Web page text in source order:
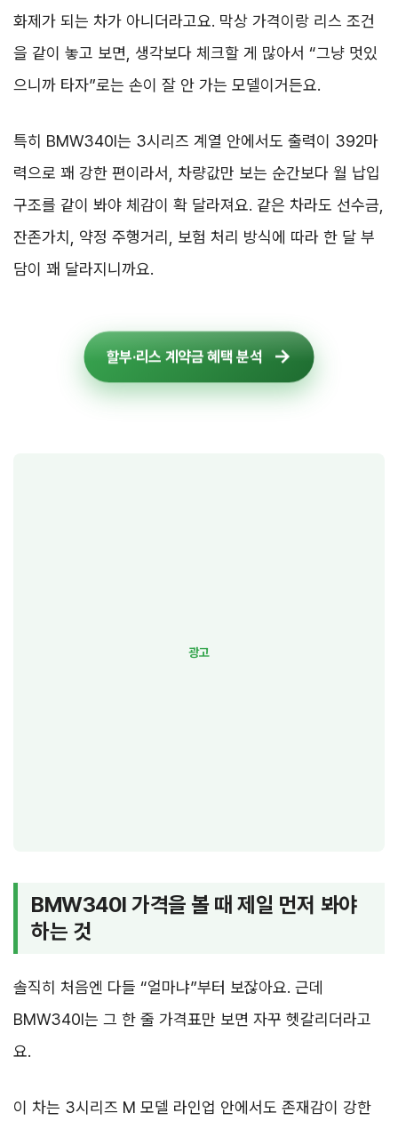
화제가 되는 차가 아니더라고요. 막상 가격이랑 리스 조건
을 같이 놓고 보면, 생각보다 체크할 게 많아서 “그냥 멋있
으니까 타자”로는 손이 잘 안 가는 모델이거든요.
특히 BMW340I는 3시리즈 계열 안에서도 출력이 392마
력으로 꽤 강한 편이라서, 차량값만 보는 순간보다 월 납입
구조를 같이 봐야 체감이 확 달라져요. 같은 차라도 선수금,
잔존가치, 약정 주행거리, 보험 처리 방식에 따라 한 달 부
담이 꽤 달라지니까요.
할부·리스 계약금 혜택 분석
BMW340I 가격을 볼 때 제일 먼저 봐야
하는 것
솔직히 처음엔 다들 “얼마냐”부터 보잖아요. 근데
BMW340I는 그 한 줄 가격표만 보면 자꾸 헷갈리더라고
요.
이 차는 3시리즈 M 모델 라인업 안에서도 존재감이 강한